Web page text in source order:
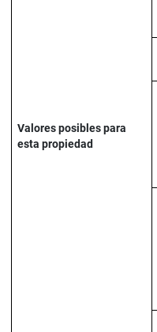
Valores posibles para
esta propiedad